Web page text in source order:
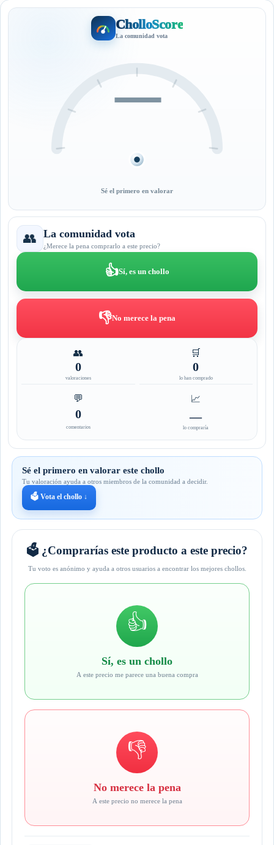
CholloScore
La comunidad vota
—
Sé el primero en valorar
👥 La comunidad vota
¿Merece la pena comprarlo a este precio?
👍Sí, es un chollo
👎No merece la pena
👥
0
valoraciones
🛒
0
lo han comprado
💬
0
comentarios
📈
—
lo compraría
Sé el primero en valorar este chollo
Tu valoración ayuda a otros miembros de la comunidad a decidir.
🗳️ Vota el chollo ↓
🗳️ ¿Comprarías este producto a este precio?
Tu voto es anónimo y ayuda a otros usuarios a encontrar los mejores chollos.
👍
Sí, es un chollo
A este precio me parece una buena compra
👎
No merece la pena
A este precio no merece la pena